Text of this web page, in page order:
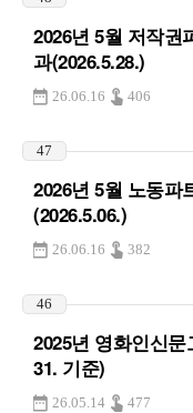
2026년 5월 저작권
과(2026.5.28.)
26.06.16 406
47
2026년 5월 노동파
(2026.5.06.)
26.06.16 382
46
2025년 영화인신
31. 기준)
26.05.14 477